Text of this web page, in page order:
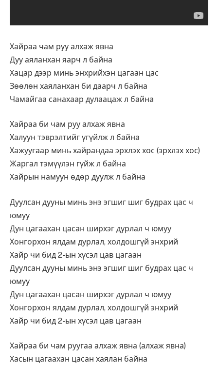
Хайраа чам руу алхаж явна
Дуу аяланхан яарч л байна
Хацар дээр минь энхрийхэн цагаан цас
Зөөлөн хаяланхан би даарч л байна
Чамайгаа санахаар дулаацаж л байна
Хайраа би чам руу алхаж явна
Халуун тэврэлтийг үгүйлж л байна
Хажуугаар минь хайрандаа эрхлэх хос (эрхлэх хос)
Жаргал тэмүүлэн гүйж л байна
Хайрын намуун өдөр дуулж л байна
Дуулсан дууны минь энэ эгшиг шиг будрах цас ч
юмуу
Дун цагаахан цасан ширхэг дурлал ч юмуу
Хонгорхон ялдам дурлал, холдошгүй энхрий
Хайр чи бид 2-ын хүсэл цав цагаан
Дуулсан дууны минь энэ эгшиг шиг будрах цас ч
юмуу
Дун цагаахан цасан ширхэг дурлал ч юмуу
Хонгорхон ялдам дурлал, холдошгүй энхрий
Хайр чи бид 2-ын хүсэл цав цагаан
Хайраа би чам руугаа алхаж явна (алхаж явна)
Хасын цагаахан цасан хаялан байна